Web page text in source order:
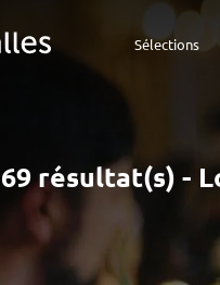
Sélections
69 résultat(s) -